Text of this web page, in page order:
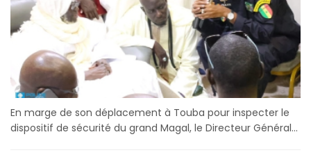
En marge de son déplacement à Touba pour inspecter le
dispositif de sécurité du grand Magal, le Directeur Général...